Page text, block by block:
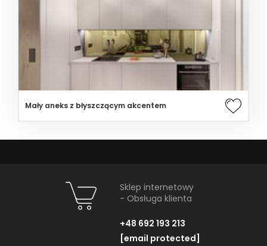
Mały aneks z błyszczącym akcentem
Sklep internetowy
- Obsługa klienta
+48 692 193 213
[email protected]